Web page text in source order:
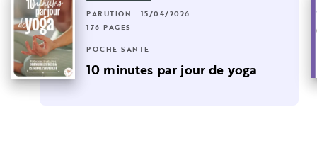
PARUTION : 15/04/2026
176 PAGES
POCHE SANTÉ
10 minutes par jour de yoga